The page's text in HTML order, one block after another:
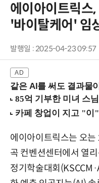
에이아이트릭스
'바이탈케어' 임
발행일 : 2025-04-23 09:57
같은 AI를 써도 결과물
에이아이트릭스는 오
곡 컨벤션센터에서 열
정기학술대회